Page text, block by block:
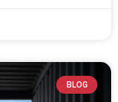
BLOG